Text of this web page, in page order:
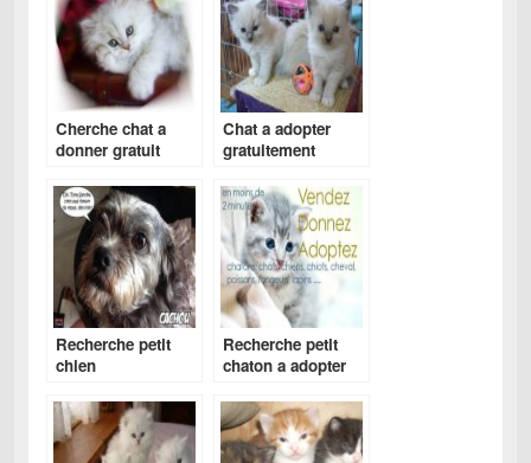
Cherche chat a
donner gratuit
Chat a adopter
gratuitement
Recherche petit
chien
Recherche petit
chaton a adopter